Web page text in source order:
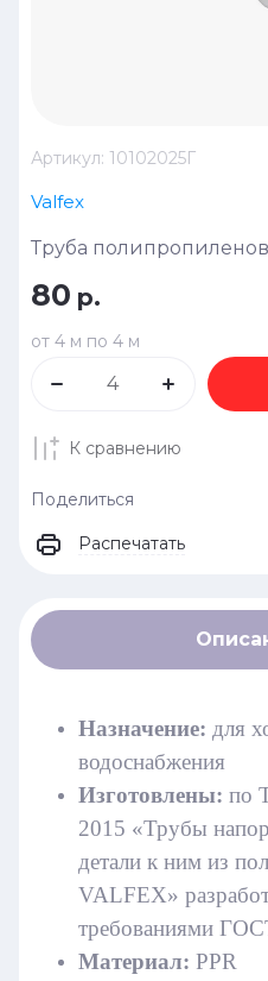
Артикул: 10102025Г
Valfex
Труба
80 р.
от 4 м по 4 м
К сравнению
Поделиться
Распечатать
Назначение: для
водоснабжения
Изготовлены: по
2015 «Трубы
детали к ним из
VALFEX»
требованиями
Материал: PPR